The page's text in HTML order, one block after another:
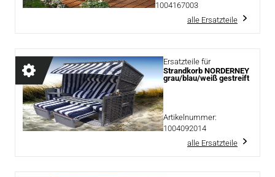
1004167003
alle Ersatzteile
Ersatzteile für
Strandkorb NORDERNEY
grau/blau/weiß gestreift
Artikelnummer:
1004092014
alle Ersatzteile